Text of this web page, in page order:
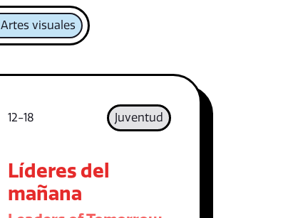
Artes visuales
12-18 Juventud
Líderes del
mañana